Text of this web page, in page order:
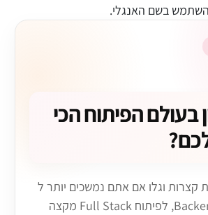
בשם האנגלי.
בעולם הפיתוח הכי
קצרות וגלו אם אתם נמשכים יותר ל
Frontend, ל Backend, לפיתוח Full Stack מקצה